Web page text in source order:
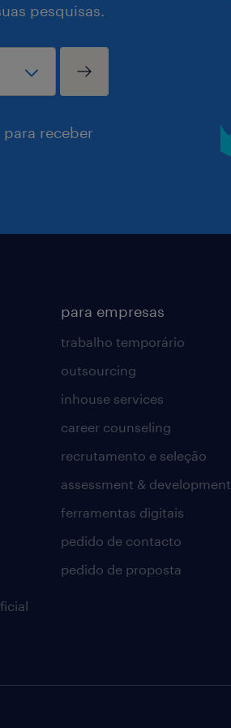
pesquisas.
receber
para empresas
trabalho temporário
outsourcing
inhouse services
career counseling
recrutamento e seleção
assessment & development
ferramentas digitais
pedido de contacto
pedido de proposta